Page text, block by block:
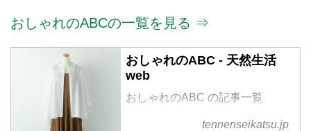
おしゃれのABCの一覧を見る ⇒
おしゃれのABC - 天然生活
web
おしゃれのABC の記事一覧
tennenseikatsu.jp